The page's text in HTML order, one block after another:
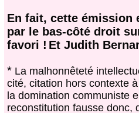
En fait, cette émission
par le bas-côté droit
favori ! Et Judith
*La malhonnêteté
cité, citation hors contexte
la domination communiste
reconstitution fausse donc,